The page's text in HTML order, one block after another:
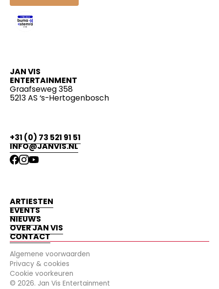
JAN VIS
ENTERTAINMENT
Graafseweg 358
5213 AS ‘s-Hertogenbosch
+31 (0) 73 521 91 51
INFO@JANVIS.NL
ARTIESTEN
EVENTS
NIEUWS
OVER JAN VIS
CONTACT
Algemene voorwaarden
Privacy & cookies
Cookie voorkeuren
© 2026. Jan Vis Entertainment